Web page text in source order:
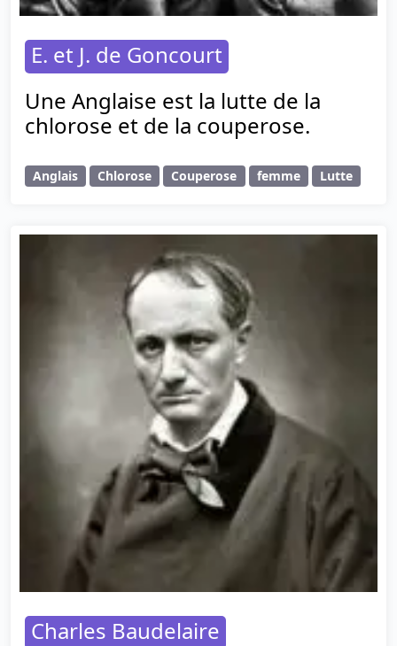
E. et J. de Goncourt
Une Anglaise est la lutte de la
chlorose et de la couperose.
Anglais Chlorose Couperose femme Lutte
Charles Baudelaire